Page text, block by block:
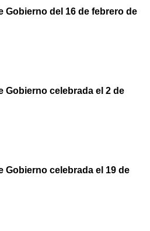
Gobierno del 16 de febrero de
Gobierno celebrada el 2 de
Gobierno celebrada el 19 de